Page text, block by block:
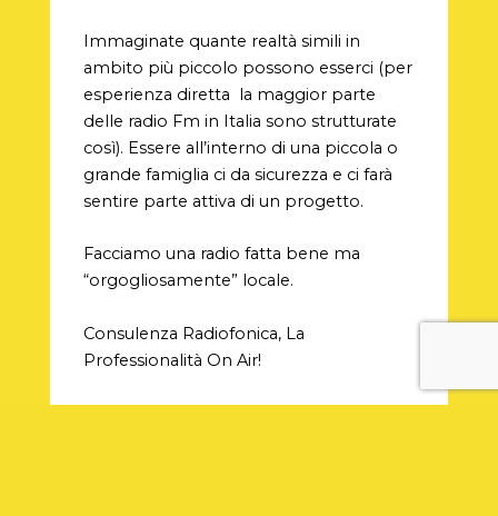
Immaginate quante realtà simili in
ambito più piccolo possono esserci (per
esperienza diretta la maggior parte
delle radio Fm in Italia sono strutturate
così). Essere all’interno di una piccola o
grande famiglia ci da sicurezza e ci farà
sentire parte attiva di un progetto.
Facciamo una radio fatta bene ma
“orgogliosamente” locale.
Consulenza Radiofonica, La
Professionalità On Air!